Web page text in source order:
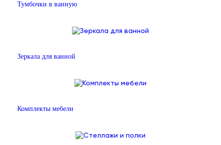
Тумбочки в ванную
Зеркала для ванной
Комплекты мебели